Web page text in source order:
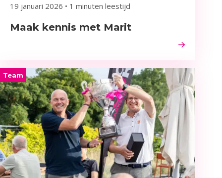
Maak kennis met Marit
19 januari 2026 • 1 minuten leestijd
Team